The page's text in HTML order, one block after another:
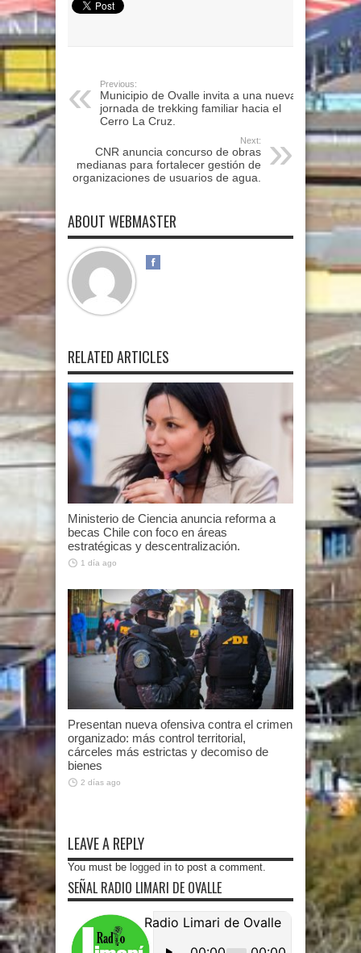
Previous:
Municipio de Ovalle invita a una nueva
jornada de trekking familiar hacia el
Cerro La Cruz.
Next:
CNR anuncia concurso de obras
medianas para fortalecer gestión de
organizaciones de usuarios de agua.
ABOUT WEBMASTER
RELATED ARTICLES
Ministerio de Ciencia anuncia reforma a
becas Chile con foco en áreas
estratégicas y descentralización.
1 día ago
Presentan nueva ofensiva contra el crimen
organizado: más control territorial,
cárceles más estrictas y decomiso de
bienes
2 días ago
LEAVE A REPLY
You must be logged in to post a comment.
SEÑAL RADIO LIMARI DE OVALLE